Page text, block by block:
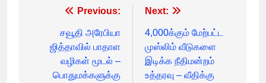
navigation
Previous:
சவூதி அரேபியா
ஜித்தாவில் பாதாள
வழிகள் மூடல் –
பொதுமக்களுக்கு
Next:
4,000க்கும் மேற்பட்ட
முஸ்லிம் வீடுகளை
இடிக்க நீதிமன்றம்
உத்தரவு – வீதிக்கு